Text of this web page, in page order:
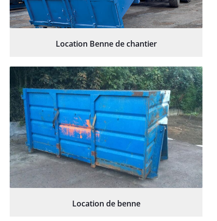
Location Benne de chantier
Location de benne